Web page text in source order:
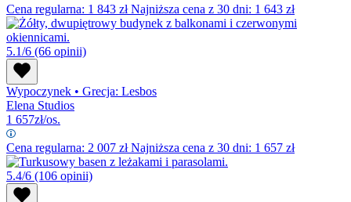
Cena regularna: 1 843 złNajniższa cena z 30 dni: 1 643 zł
5.1/6 (66 opinii)
Wypoczynek • Grecja: Lesbos
Elena Studios
1 657zł/os.
Cena regularna: 2 007 złNajniższa cena z 30 dni: 1 657 zł
5.4/6 (106 opinii)